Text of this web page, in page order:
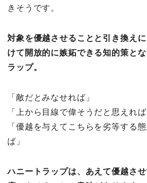
きそうです。
対象を優越させることと引き換え
けて開放的に嫉妬できる知的策と
ラップ。
「敵だとみなせれば」
「上から目線で偉そうだと思えれば
「優越を与えてこちらを劣等する
ば」
ハニートラップは、あえて優越さ